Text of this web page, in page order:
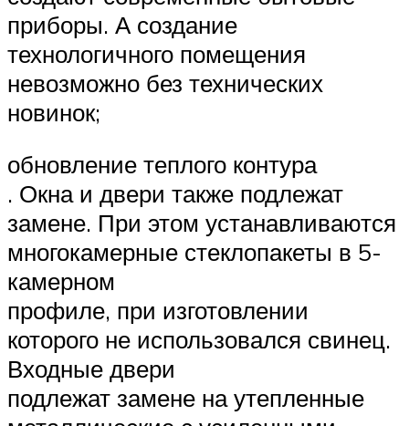
приборы. А создание
технологичного помещения
невозможно без технических
новинок;
обновление теплого контура
. Окна и двери также подлежат
замене. При этом устанавливаются
многокамерные стеклопакеты в 5-
камерном
профиле, при изготовлении
которого не использовался свинец.
Входные двери
подлежат замене на утепленные